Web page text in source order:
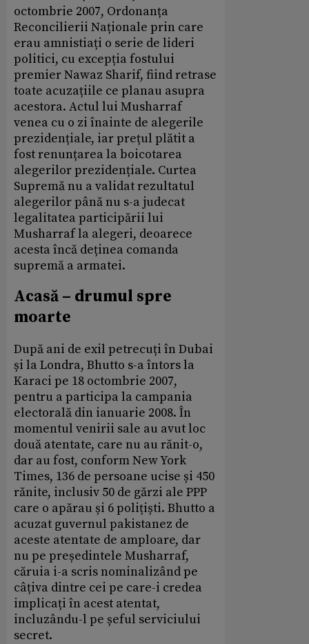
octombrie 2007, Ordonanța
Reconcilierii Naționale prin care
erau amnistiați o serie de lideri
politici, cu excepția fostului
premier Nawaz Sharif, fiind retrase
toate acuzațiile ce planau asupra
acestora. Actul lui Musharraf
venea cu o zi înainte de alegerile
prezidențiale, iar prețul plătit a
fost renunțarea la boicotarea
alegerilor prezidențiale. Curtea
Supremă nu a validat rezultatul
alegerilor până nu s-a judecat
legalitatea participării lui
Musharraf la alegeri, deoarece
acesta încă deținea comanda
supremă a armatei.
Acasă – drumul spre
moarte
După ani de exil petrecuți în Dubai
și la Londra, Bhutto s-a întors la
Karaci pe 18 octombrie 2007,
pentru a participa la campania
electorală din ianuarie 2008. În
momentul venirii sale au avut loc
două atentate, care nu au rănit-o,
dar au fost, conform New York
Times, 136 de persoane ucise și 450
rănite, inclusiv 50 de gărzi ale PPP
care o apărau și 6 polițiști. Bhutto a
acuzat guvernul pakistanez de
aceste atentate de amploare, dar
nu pe președintele Musharraf,
căruia i-a scris nominalizând pe
câțiva dintre cei pe care-i credea
implicați în acest atentat,
incluzându-l pe șeful serviciului
secret.